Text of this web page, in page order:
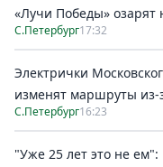
«Лучи Победы» озарят
С.Петербург17:32
Электрички
изменят маршруты из-
С.Петербург16:23
"Уже 25 лет это не